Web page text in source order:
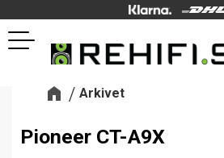
Meny
Arkivet
Pioneer CT-A9X